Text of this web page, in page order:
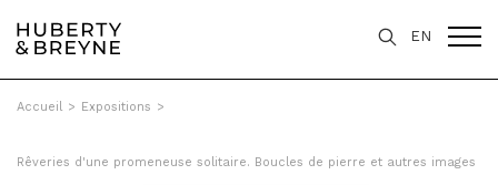
EN
Accueil > Expositions >
Rêveries d'une promeneuse solitaire. Boucles de pierre et autres images